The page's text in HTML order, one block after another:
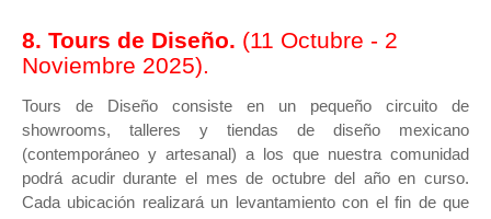
8. Tours de Diseño. (11 Octubre - 2
Noviembre 2025).
Tours de Diseño consiste en un pequeño circuito de
showrooms, talleres y tiendas de diseño mexicano
(contemporáneo y artesanal) a los que nuestra comunidad
podrá acudir durante el mes de octubre del año en curso.
Cada ubicación realizará un levantamiento con el fin de que